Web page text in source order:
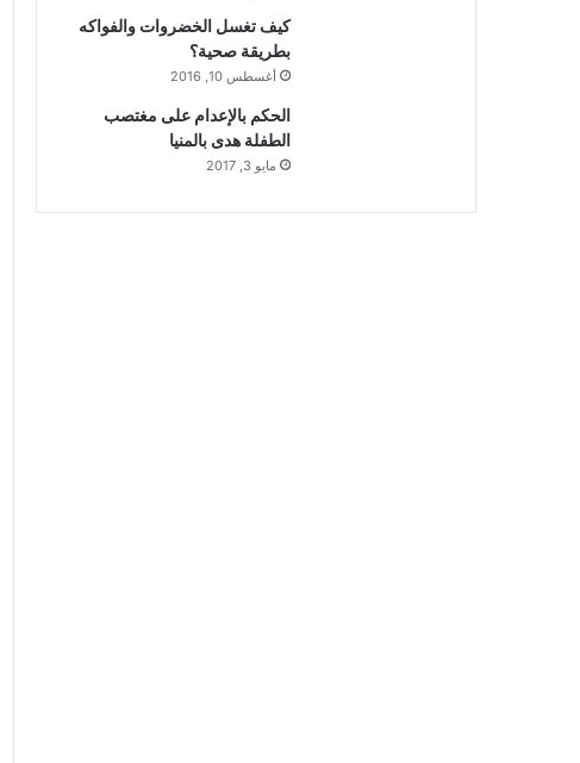
كيف تغسل الخضروات والفواكه
بطريقة صحية؟
أغسطس 10, 2016
الحكم بالإعدام على مغتصب
الطفلة هدى بالمنيا
مايو 3, 2017